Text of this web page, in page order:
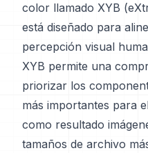
color llamado XYB
está diseñado para
percepción visual
XYB permite una
priorizar los
más importantes para
como resultado
tamaños de archivo